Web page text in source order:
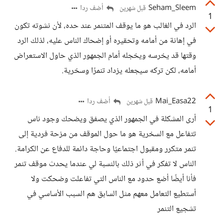
1
Seham_Sleem قبل شهرين أضف ردا
الرد في الغالب هو ما يوقف المتنمر عند حده، لأن نشوته تكون
في إهانة من أمامه وتحقيره أو إضحاك الناس عليه، لذلك الرد
وقتها قد يخرسه ويخجله أمام الجمهور الذي حاول الاستعراض
أمامه، لكن تركه سيجعله يزداد تنمرًا وسخرية.
1
Mai_Easa22 قبل شهرين أضف ردا
أرى المشكلة في الجمهور الذي يصفق ويضحك وجود ناس
تتفاعل مع السخرية هو ما حول الموقف من مزحة فردية إلى
تنمر متكرر ومقبول اجتماعيًا وحاجة دائمة للدفاع عن الكرامة.
الناس لا تفكر في أثر ذلك بالنسبة لي عندما يحدث موقف تنمر
فأنا أيضًا أضع حدود مع الناس التي تفاعلت وضحكت ولا
أستطيع التعامل معهم مثل السابق هم السبب الأساسي في
تشجيع التنمر